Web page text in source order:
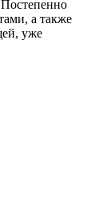
а также
уже